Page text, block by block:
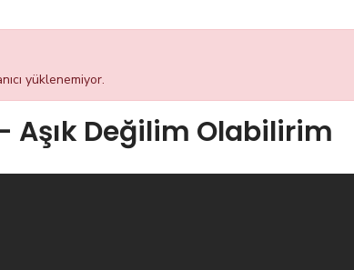
yüklenemiyor.
Aşık Değilim Olabilirim